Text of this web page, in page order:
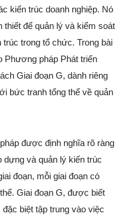
kiến trúc doanh nghiệp. Nó
để quản lý và kiểm soát
trong tổ chức. Trong bài
Phương pháp Phát triển
Giai đoạn G, dành riêng
bức tranh tổng thể về quản
được định nghĩa rõ ràng
dựng và quản lý kiến trúc
đoạn, mỗi giai đoạn có
Giai đoạn G, được biết
biệt tập trung vào việc